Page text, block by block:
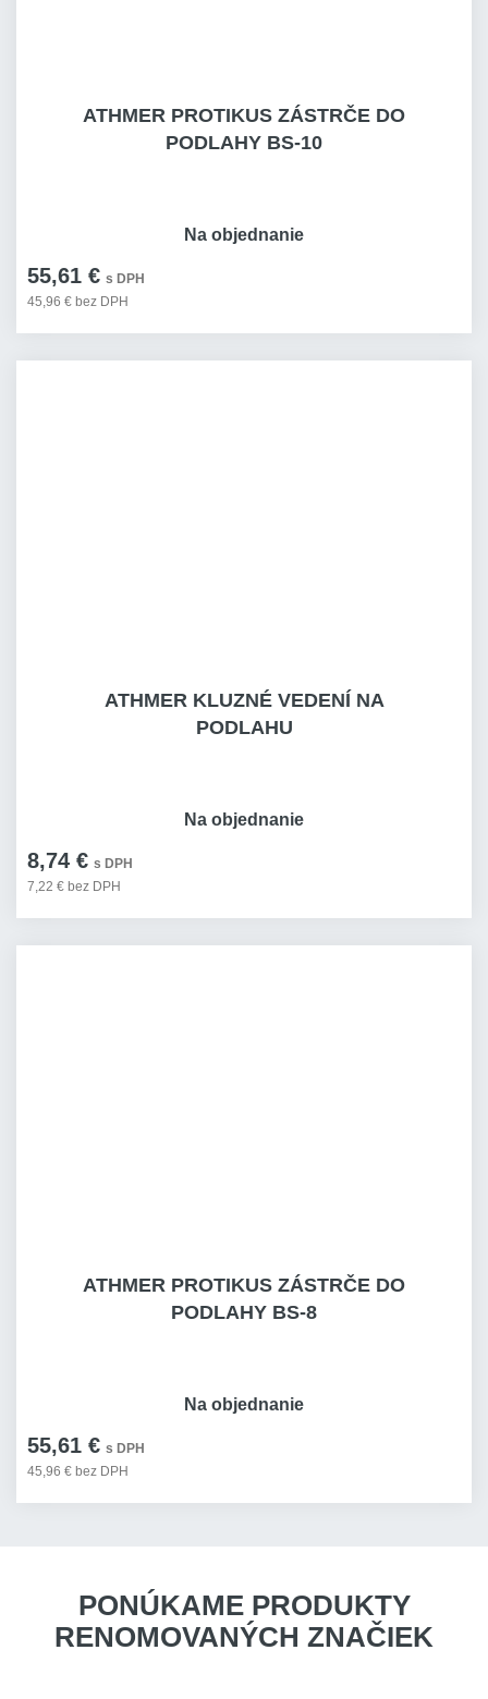
ATHMER PROTIKUS ZÁSTRČE DO
PODLAHY BS-10
55,61 € s DPH
45,96 € bez DPH
Na objednanie
ATHMER KLUZNÉ VEDENÍ NA
PODLAHU
8,74 € s DPH
7,22 € bez DPH
Na objednanie
ATHMER PROTIKUS ZÁSTRČE DO
PODLAHY BS-8
55,61 € s DPH
45,96 € bez DPH
Na objednanie
PONÚKAME PRODUKTY
RENOMOVANÝCH ZNAČIEK